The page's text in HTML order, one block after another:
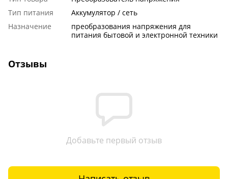
Тип питания
Аккумулятор / сеть
Назначение
преобразования напряжения для
питания бытовой и электронной техники
Отзывы
Добавьте первый отзыв